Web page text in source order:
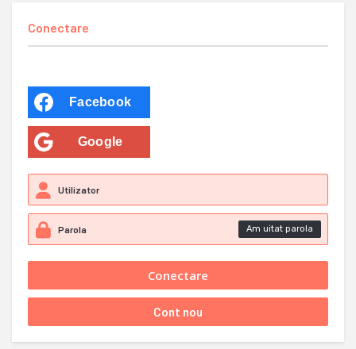
Conectare
Facebook
Google
Am uitat parola